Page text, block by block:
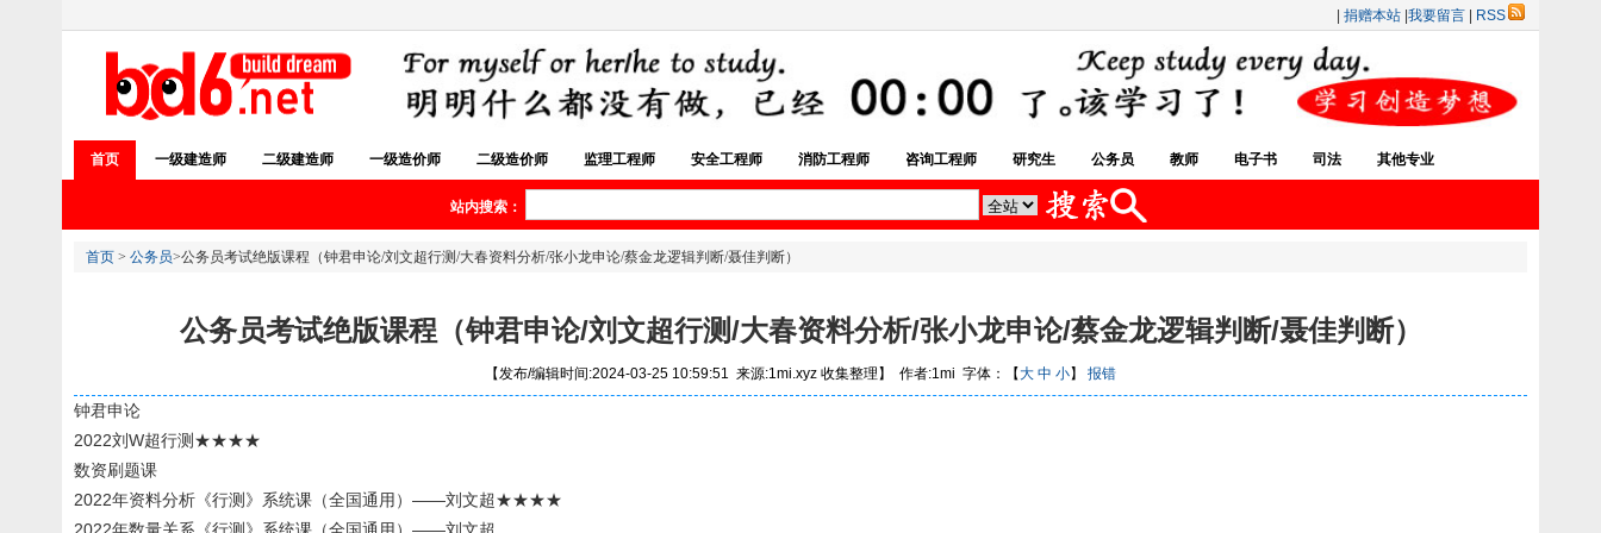
捐赠本站 我要留言 RSS
首页 一级建造师 二级建造师 一级造价师 二级造价师 监理工程师 安全工程师 消防工程师 咨询工程师 研究生 公务员 教师 电子书 司法 其他专业
站内搜索：
首页 > 公务员>公务员考试绝版课程（钟君申论/刘文超行测/大春资料分析/张小龙申论/蔡金龙逻辑判断/聂佳判断）
公务员考试绝版课程（钟君申论/刘文超行测/大春资料分析/张小龙申论/蔡金龙逻辑判断/聂佳判断）
【发布/编辑时间:2024-03-25 10:59:51 来源:1mi.xyz 收集整理】 作者:1mi 字体：【大 中 小】 报错
钟君申论
2022刘W超行测★★★★
数资刷题课
2022年资料分析《行测》系统课（全国通用）——刘文超★★★★